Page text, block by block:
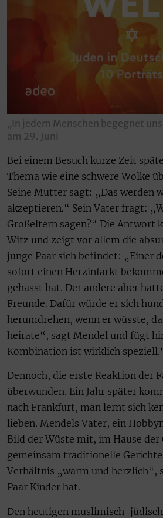
„In jedem Menschen begegnet
am 29. Juni
Bei einem Besuch kurze Zeit
Thema wie eine schwere Wolke
Seine Mutter sagt: „Das werden
akzeptieren.“ Sein Vater fragt:
Großeltern sagen?“ Die Antwort
Witz und zeigt vor allem die
junge Paar sich befindet: „Einer
sofort einen Herzinfarkt
gehasst hat. Der andere aber
Freunde. Dafür würde er sich
herumdrehen, wenn er wüsste,
heirate“, sagt Mendel und fügt
Kombination ist wirklich
Dennoch, die erste Reaktion der
überwunden. Ein Jahr später
nach Frankfurt, man lernt sich
lieben. Mendels Vater, ein
Bild der Wüste mit, im Hause der
gemeinsam traditionelle
Verhältnis „warm und herzlich“,
Paar Kinder hat.
Den heutigen muslimisch-